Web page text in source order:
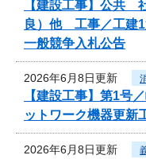
【建設工事】公共
良）他 工事／工建1
一般競争入札公告
2026年6月8日更新
【建設工事】第1号
ットワーク機器更新
2026年6月8日更新